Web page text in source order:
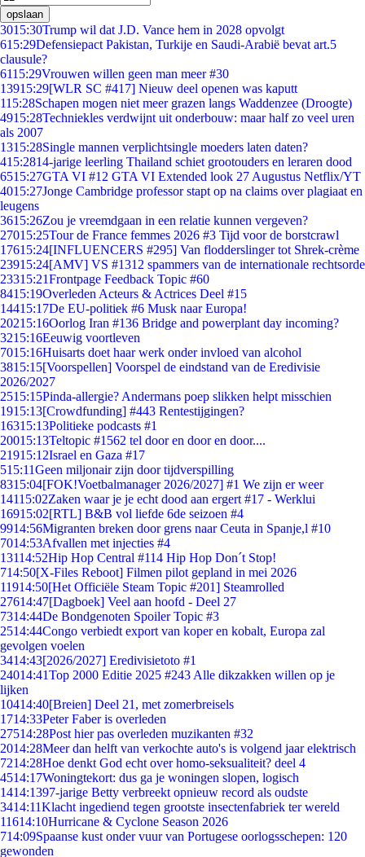
opslaan
3015:30Trump wil dat J.D. Vance hem in 2028 opvolgt
615:29Defensiepact Pakistan, Turkije en Saudi-Arabië bevat art.5
clausule?
6115:29Vrouwen willen geen man meer #30
13915:29[WLR SC #417] Nieuw deel openen was kaputt
115:28Schapen mogen niet meer grazen langs Waddenzee (Droogte)
4915:28Techniekles verdwijnt uit onderbouw: maar half zo veel uren
als 2007
1315:28Single mannen verplichtsingle moeders laten daten?
415:2814-jarige leerling Thailand schiet grootouders en leraren dood
6515:27GTA VI #12 GTA VI Extended look 27 Augustus Netflix/YT
4015:27Jonge Cambridge professor stapt op na claims over plagiaat en
leugens
3615:26Zou je vreemdgaan in een relatie kunnen vergeven?
27015:25Tour de France femmes 2026 #3 Tijd voor de borstcrawl
17615:24[INFLUENCERS #295] Van flodderslinger tot Shrek-crème
23915:24[AMV] VS #1312 spammers van de internationale rechtsorde
23315:21Frontpage Feedback Topic #60
8415:19Overleden Acteurs & Actrices Deel #15
14415:17De EU-politiek #6 Musk naar Europa!
20215:16Oorlog Iran #136 Bridge and powerplant day incoming?
3215:16Eeuwig voortleven
7015:16Huisarts doet haar werk onder invloed van alcohol
3815:15[Voorspellen] Voorspel de eindstand van de Eredivisie
2026/2027
2515:15Pinda-allergie? Andermans poep slikken helpt misschien
1915:13[Crowdfunding] #443 Rentestijgingen?
16315:13Politieke podcasts #1
20015:13Teltopic #1562 tel door en door en door....
21915:12Israel en Gaza #17
515:11Geen miljonair zijn door tijdverspilling
8315:04[FOK!Voetbalmanager 2026/2027] #1 We zijn er weer
14115:02Zaken waar je je echt dood aan ergert #17 - Werklui
16915:02[RTL] B&B vol liefde 6de seizoen #4
9914:56Migranten breken door grens naar Ceuta in Spanje,l #10
7014:53Afvallen met injecties #4
13114:52Hip Hop Central #114 Hip Hop Don´t Stop!
714:50[X-Files Reboot] Filmen pilot gepland in mei 2026
11914:50[Het Officiële Steam Topic #201] Steamrolled
27614:47[Dagboek] Veel aan hoofd - Deel 27
7314:44De Bondgenoten Spoiler Topic #3
2514:44Congo verbiedt export van koper en kobalt, Europa zal
gevolgen voelen
3414:43[2026/2027] Eredivisietoto #1
24014:41Top 2000 Editie 2025 #243 Alle dikzakken willen op je
lijken
10414:40[Breien] Deel 21, met zomerbreisels
1714:33Peter Faber is overleden
27514:28Post hier pas overleden muzikanten #32
2014:28Meer dan helft van verkochte auto's is volgend jaar elektrisch
7214:28Hoe denkt God echt over homo-seksualiteit? deel 4
4514:17Woningtekort: dus ga je woningen slopen, logisch
1414:1397-jarige Betty verbreekt opnieuw record als oudste
3414:11Klacht ingediend tegen grootste insectenfabriek ter wereld
11614:10Hurricane & Cyclone Season 2026
714:09Spaanse kust onder vuur van Portugese oorlogsschepen: 120
gewonden